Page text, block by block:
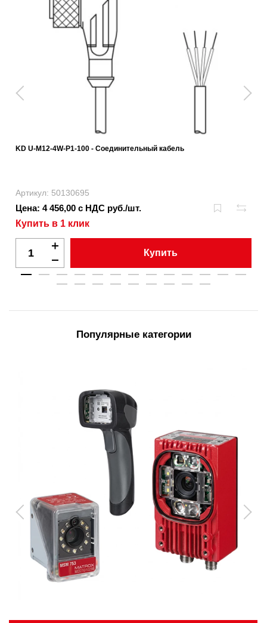
KD U-M12-4W-P1-100 - Соединительный кабель
Артикул: 50130695
Цена: 4 456,00 с НДС руб./шт.
Купить в 1 клик
Купить
Популярные категории